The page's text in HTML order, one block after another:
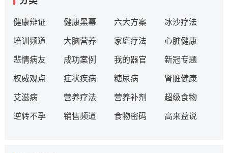
健康辩证 健康黑幕 六大方案 冰沙疗法
培训频道 大脑营养 家庭疗法 心脏健康
悲情病友 成功案例 我的器官 新冠专题
权威观点 症状疾病 糖尿病 肾脏健康
艾滋病 营养疗法 营养补剂 超级食物
逆转不孕 销售频道 食物密码 高来益说